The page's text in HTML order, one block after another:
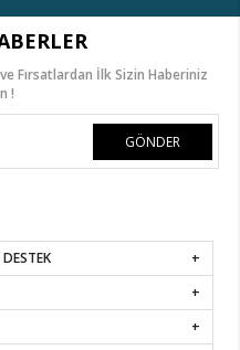
Fırsatlardan İlk Sizin Haberiniz
!
GÖNDER